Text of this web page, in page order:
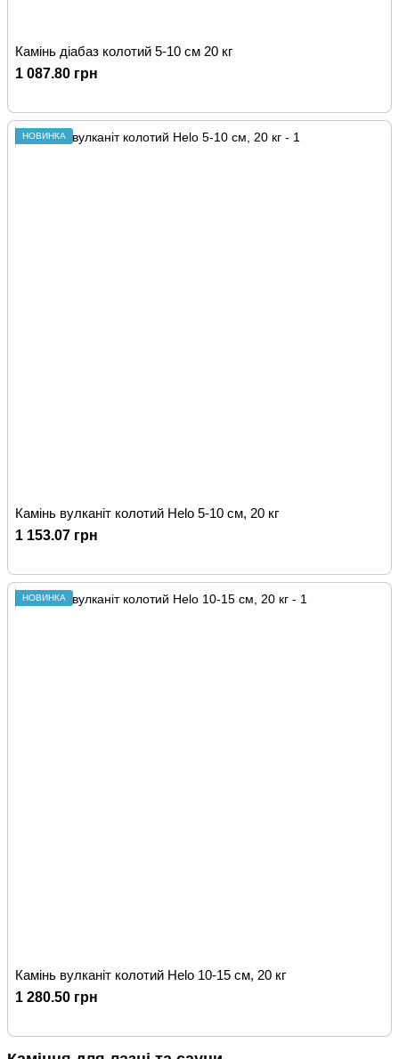
Камінь діабаз колотий 5-10 см 20 кг
1 087.80 грн
НОВИНКА
Камінь вулканіт колотий Helo 5-10 см, 20 кг
1 153.07 грн
НОВИНКА
Камінь вулканіт колотий Helo 10-15 см, 20 кг
1 280.50 грн